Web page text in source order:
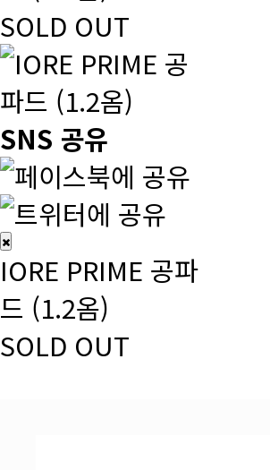
SOLD OUT
SNS 공유
IORE PRIME 공파
드 (1.2옴)
SOLD OUT